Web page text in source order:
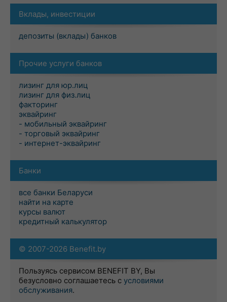
Вклады, инвестиции
депозиты (вклады) банков
Прочие услуги банков
лизинг для юр.лиц
лизинг для физ.лиц
факторинг
эквайринг
- мобильный эквайринг
- торговый эквайринг
- интернет-эквайринг
Банки
все банки Беларуси
найти на карте
курсы валют
кредитный калькулятор
© 2007-2026 Benefit.by
Пользуясь сервисом BENEFIT BY, Вы
безусловно соглашаетесь с условиями
обслуживания.